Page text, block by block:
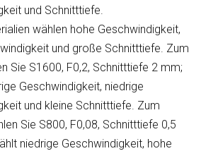
und Schnitttiefe.
wählen hohe Geschwindigkeit,
und große Schnitttiefe. Zum
Sie S1600, F0,2, Schnitttiefe 2 mm;
Geschwindigkeit, niedrige
und kleine Schnitttiefe. Zum
Sie S800, F0,08, Schnitttiefe 0,5
niedrige Geschwindigkeit, hohe